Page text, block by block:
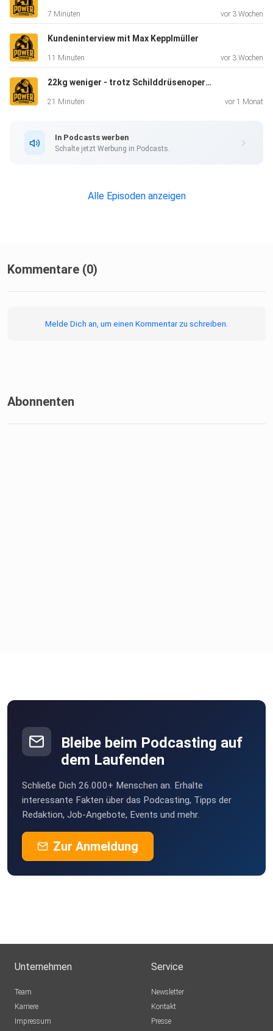
Instagram (Gast): Felix Stahl
Instagram: Gabriel Reifinger
7 Minuten vor 3 Wochen
Kundeninterview mit Max Kepplmüller
11 Minuten vor 3 Wochen
22kg weniger - trotz Schilddrüsenoperation (mit nur 2h pro Woche)
21 Minuten vor 1 Monat
In Podcasts werben
Schalte jetzt Werbung in Podcasts.
Alle Episoden anzeigen
Kommentare (0)
Melde Dich an, um einen Kommentar zu schreiben.
Abonnenten
Bleibe beim Podcasting auf
dem Laufenden
Schließe Dich 26.000+ Menschen an. Erhalte
interessante Fakten über das Podcasting, Tipps der
Redaktion, Job-Angebote, Events und mehr.
Zur Anmeldung
Unternehmen
Team
Karriere
Impressum
Service
Newsletter
Kontakt
Presse